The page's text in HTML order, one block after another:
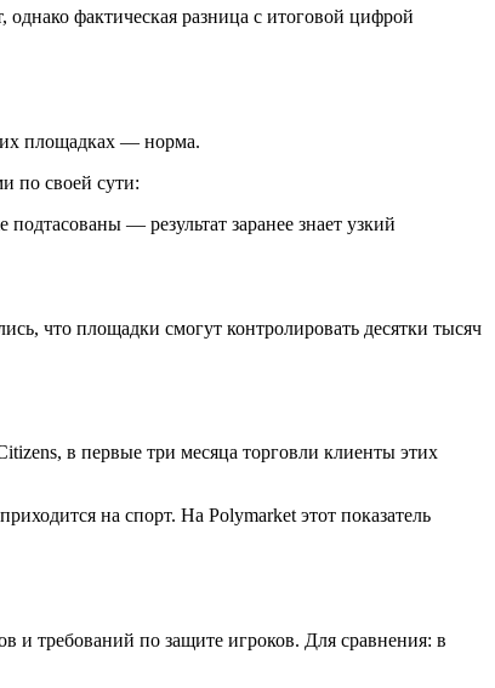
фактическая разница с итоговой цифрой
площадках — норма.
по своей сути:
— результат заранее знает узкий
что площадки смогут контролировать десятки тысяч
в первые три месяца торговли клиенты этих
на спорт. На Polymarket этот показатель
требований по защите игроков. Для сравнения: в